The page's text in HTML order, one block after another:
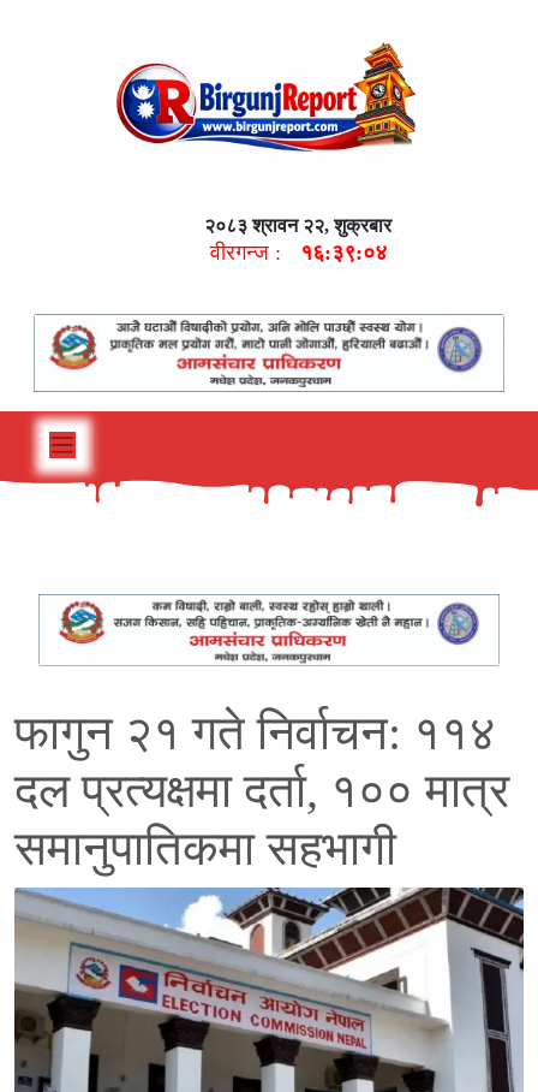
२०८३ श्रावन २२, शुक्रबार
वीरगन्ज : १६:३९:०५
फागुन २१ गते निर्वाचन: ११४
दल प्रत्यक्षमा दर्ता, १०० मात्र
समानुपातिकमा सहभागी